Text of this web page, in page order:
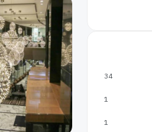
34
1
1